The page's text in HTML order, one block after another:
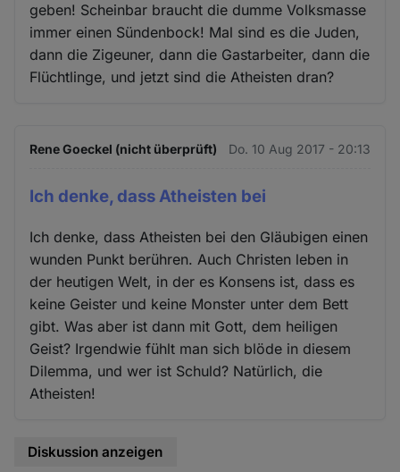
geben! Scheinbar braucht die dumme Volksmasse
immer einen Sündenbock! Mal sind es die Juden,
dann die Zigeuner, dann die Gastarbeiter, dann die
Flüchtlinge, und jetzt sind die Atheisten dran?
Rene Goeckel (nicht überprüft) Do. 10 Aug 2017 - 20:13
Ich denke, dass Atheisten bei
Ich denke, dass Atheisten bei den Gläubigen einen
wunden Punkt berühren. Auch Christen leben in
der heutigen Welt, in der es Konsens ist, dass es
keine Geister und keine Monster unter dem Bett
gibt. Was aber ist dann mit Gott, dem heiligen
Geist? Irgendwie fühlt man sich blöde in diesem
Dilemma, und wer ist Schuld? Natürlich, die
Atheisten!
Diskussion anzeigen